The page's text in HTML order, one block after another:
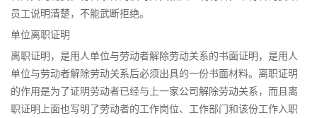
员工说明清楚，不能武断拒绝。
单位离职证明
离职证明，是用人单位与劳动者解除劳动关系的书面证明，是用人
单位与劳动者解除劳动关系后必须出具的一份书面材料。离职证明
的作用是为了证明劳动者已经与上一家公司解除劳动关系，而且离
职证明上面也写明了劳动者的工作岗位、工作部门和该份工作入职